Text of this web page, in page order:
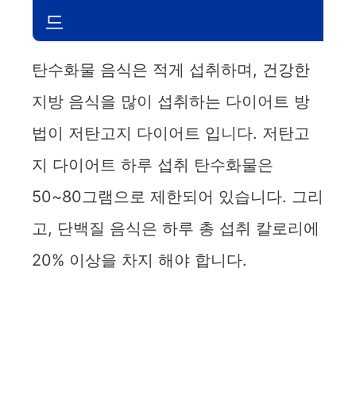
드
탄수화물 음식은 적게 섭취하며, 건강한
지방 음식을 많이 섭취하는 다이어트 방
법이 저탄고지 다이어트 입니다. 저탄고
지 다이어트 하루 섭취 탄수화물은
50~80그램으로 제한되어 있습니다. 그리
고, 단백질 음식은 하루 총 섭취 칼로리에
20% 이상을 차지 해야 합니다.